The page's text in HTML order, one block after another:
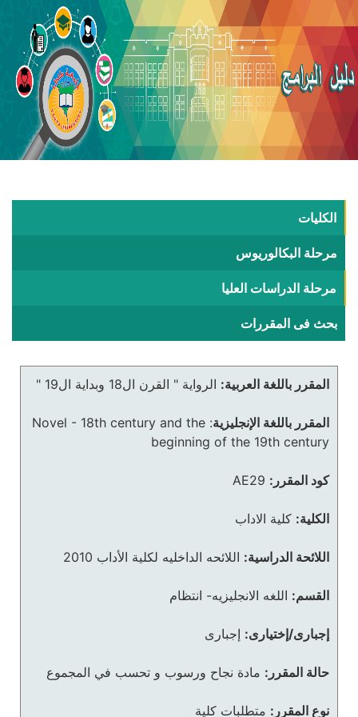
الكليات
مرحلة البكالوريوس
مرحلة الدراسات العليا
بحث فى المقررات
المقرر باللغة العربية: الرواية " القرن ال18 وبداية ال19 "
المقرر باللغة الإنجليزية:
Novel - 18th century and the
beginning of the 19th century
كود المقرر: AE29
الكلية: كلية الاداب
اللائحة الدراسية: اللائحه الداخليه لكلية الأداب 2010
القسم: اللغه الانجليزيه- انتظام
إجبارى/إختيارى: إجبارى
حالة المقرر: مادة نجاح ورسوب و تحسب في المجموع
نوع المقرر: متطلبات كلية